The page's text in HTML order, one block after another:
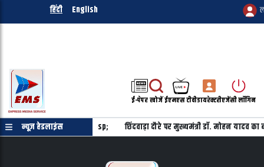
हिंदी English
ई-पेपरखोजेंईएमएस टीवीडायरेक्टरीएजेंसी लॉगिन
न्यूज़ हेडलाइंस
है, यह विपक्ष तय नहीं करेगा&nbsp; छिंदवाड़ा दौरे पर मुख्यमंत्री डॉ. मोहन यादव